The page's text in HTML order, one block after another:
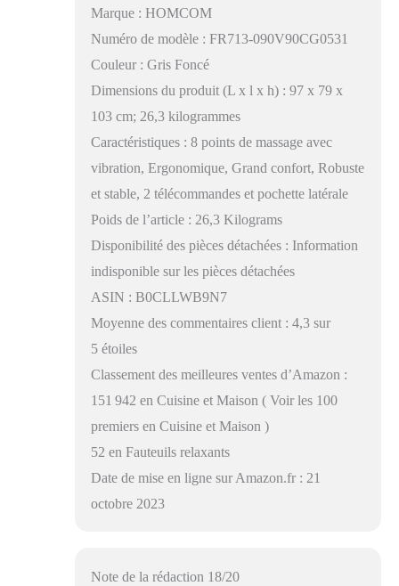
Marque : HOMCOM
Numéro de modèle : FR713-090V90CG0531
Couleur : Gris Foncé
Dimensions du produit (L x l x h) : 97 x 79 x
103 cm; 26,3 kilogrammes
Caractéristiques : 8 points de massage avec
vibration, Ergonomique, Grand confort, Robuste
et stable, 2 télécommandes et pochette latérale
Poids de l’article : 26,3 Kilograms
Disponibilité des pièces détachées : Information
indisponible sur les pièces détachées
ASIN : B0CLLWB9N7
Moyenne des commentaires client : 4,3 sur
5 étoiles
Classement des meilleures ventes d’Amazon :
151 942 en Cuisine et Maison ( Voir les 100
premiers en Cuisine et Maison )
52 en Fauteuils relaxants
Date de mise en ligne sur Amazon.fr : 21
octobre 2023
Note de la rédaction 18/20